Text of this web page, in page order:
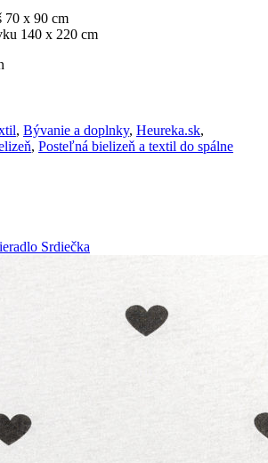
70 x 90 cm
140 x 220 cm
, Bývanie a doplnky, Heureka.sk,
, Posteľná bielizeň a textil do spálne